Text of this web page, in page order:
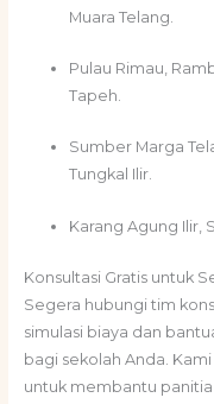
Muara Telang.
Pulau Rimau,
Tapeh.
Sumber Marga
Tungkal Ilir.
Karang Agung Ilir,
Konsultasi Gratis untuk
Segera hubungi tim
simulasi biaya dan
bagi sekolah Anda.
untuk membantu